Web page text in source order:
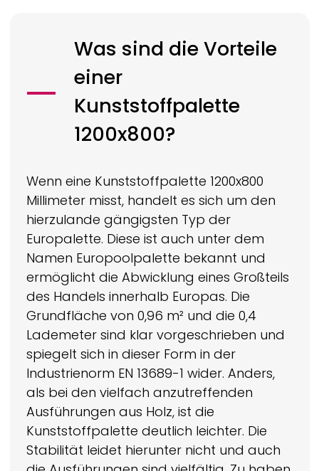
Was sind die Vorteile
einer
Kunststoffpalette
1200x800?
Wenn eine Kunststoffpalette 1200x800
Millimeter misst, handelt es sich um den
hierzulande gängigsten Typ der
Europalette. Diese ist auch unter dem
Namen Europoolpalette bekannt und
ermöglicht die Abwicklung eines Großteils
des Handels innerhalb Europas. Die
Grundfläche von 0,96 m² und die 0,4
Lademeter sind klar vorgeschrieben und
spiegelt sich in dieser Form in der
Industrienorm EN 13689-1 wider. Anders,
als bei den vielfach anzutreffenden
Ausführungen aus Holz, ist die
Kunststoffpalette deutlich leichter. Die
Stabilität leidet hierunter nicht und auch